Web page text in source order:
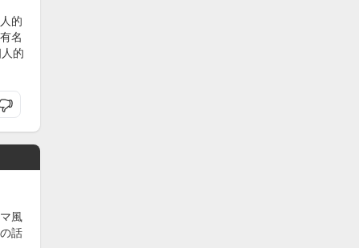
的
名
的
風
話